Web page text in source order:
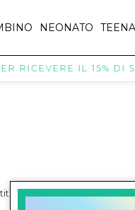
NEONATO
RICEVERE IL 15% DI